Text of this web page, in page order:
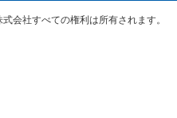
会社すべての権利は所有されます。